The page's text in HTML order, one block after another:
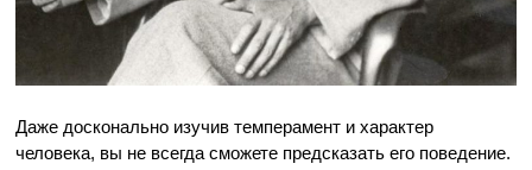
Даже досконально изучив темперамент и характер
человека, вы не всегда сможете предсказать его поведение.